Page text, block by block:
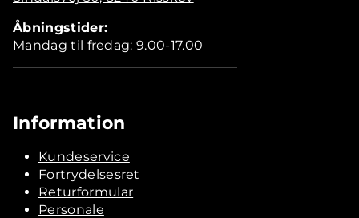
Åbningstider:
Mandag til fredag: 9.00-17.00
Information
Kundeservice
Fortrydelsesret
Returformular
Personale